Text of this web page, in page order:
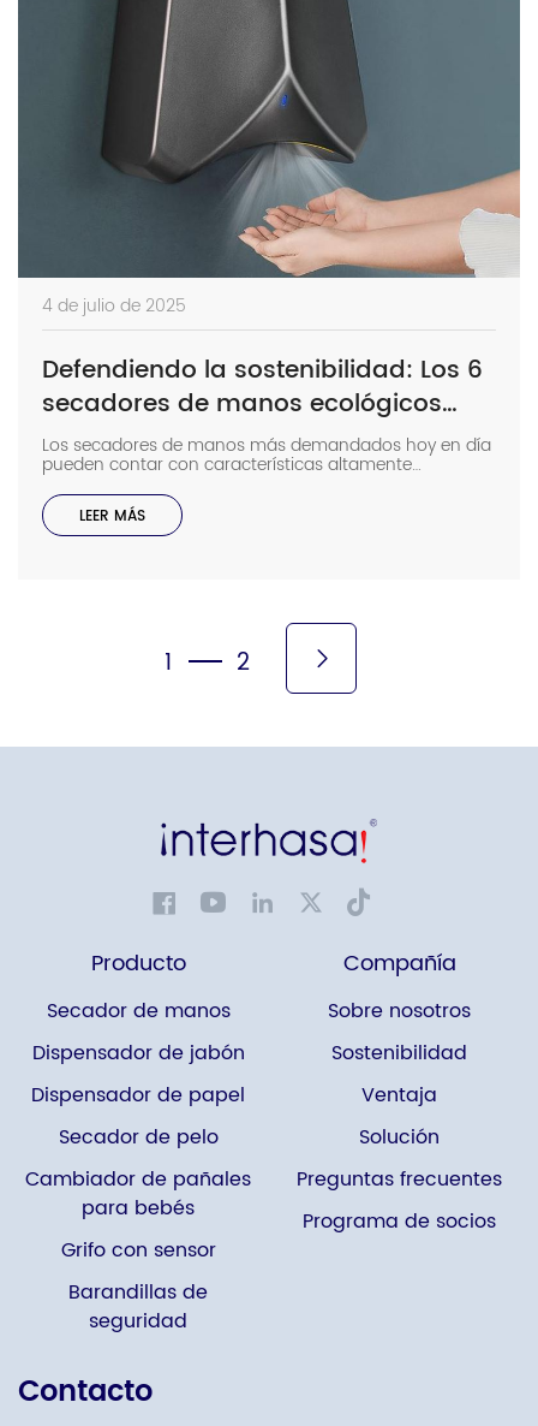
4 de julio de 2025
Defendiendo la sostenibilidad: Los 6
secadores de manos ecológicos
más recomendados
Los secadores de manos más demandados hoy en día
pueden contar con características altamente
avanzadas y de vanguardia, como ahorro de energía,
secado rápido y filtros higiénicos que garantizan la
protección de las personas contra gérmenes, bacterias
y virus. Si bien estas características son imprescindibles,
LEER MÁS
1 2
Producto
Secador de manos
Dispensador de jabón
Dispensador de papel
Secador de pelo
Cambiador de pañales
para bebés
Grifo con sensor
Barandillas de
seguridad
Compañía
Sobre nosotros
Sostenibilidad
Ventaja
Solución
Preguntas frecuentes
Programa de socios
Contacto